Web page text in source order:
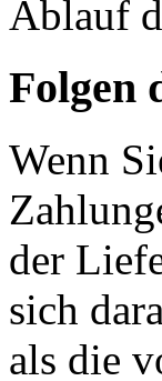
Ablauf
Folgen
Wenn
der
sich
als die